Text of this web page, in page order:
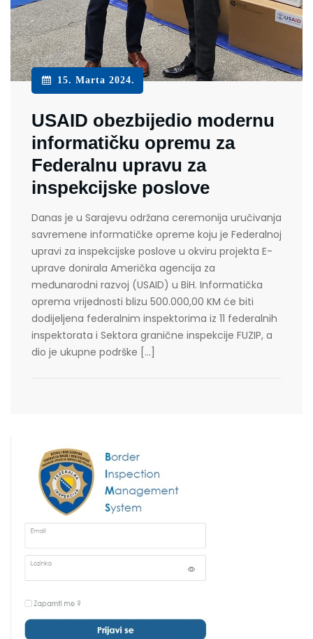
15. Marta 2024.
USAID obezbijedio modernu
informatičku opremu za
Federalnu upravu za
inspekcijske poslove
Danas je u Sarajevu održana ceremonija uručivanja
savremene informatičke opreme koju je Federalnoj
upravi za inspekcijske poslove u okviru projekta E-
uprave donirala Američka agencija za
međunarodni razvoj (USAID) u BiH. Informatička
oprema vrijednosti blizu 500.000,00 KM će biti
dodijeljena federalnim inspektorima iz 11 federalnih
inspektorata i Sektora granične inspekcije FUZIP, a
dio je ukupne podrške […]